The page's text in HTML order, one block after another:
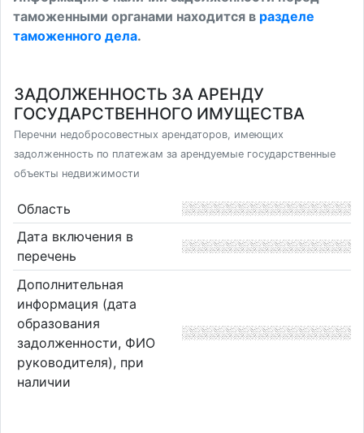
таможенными органами находится в разделе
таможенного дела.
ЗАДОЛЖЕННОСТЬ ЗА АРЕНДУ
ГОСУДАРСТВЕННОГО ИМУЩЕСТВА
Перечни недобросовестных арендаторов, имеющих
задолженность по платежам за арендуемые государственные
объекты недвижимости
Область
Дата включения в
перечень
Дополнительная
информация (дата
образования
задолженности, ФИО
руководителя), при
наличии